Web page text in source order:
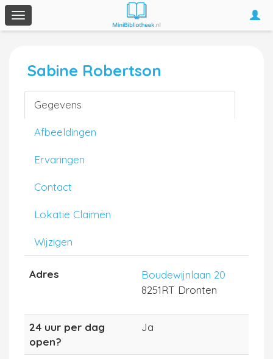
Toggle
navigation
Sabine Robertson
Gegevens
Afbeeldingen
Ervaringen
Contact
Lokatie Claimen
Wijzigen
Adres
Boudewijnlaan 20
8251RT Dronten
24 uur per dag
open?
Ja